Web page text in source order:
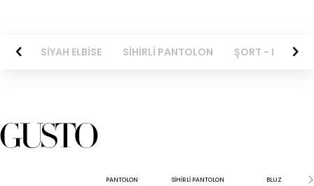
SİYAH ELBİSE SİHİRLİ PANTOLON ŞORT -
PANTOLON SİHİRLİ PANTOLON BLUZ